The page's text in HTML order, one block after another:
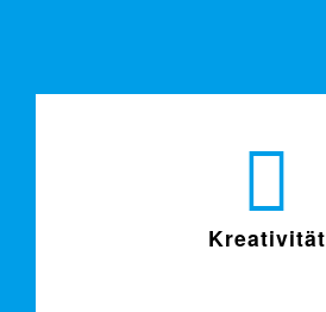
Kreativität